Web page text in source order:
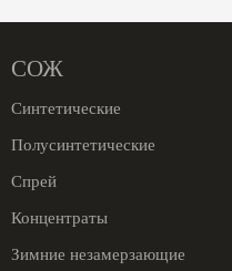
СОЖ
Синтетические
Полусинтетические
Спрей
Концентраты
Зимние незамерзающие